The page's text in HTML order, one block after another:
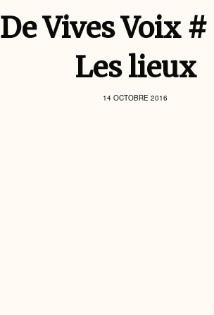
De Vives Voix #
Les lieux
14 OCTOBRE 2016